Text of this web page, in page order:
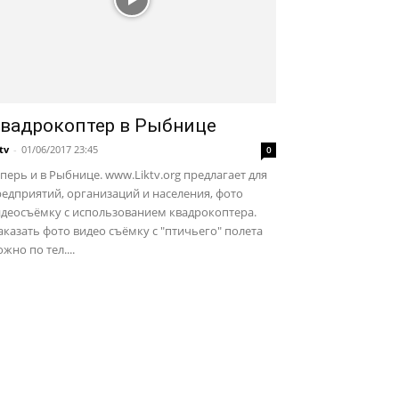
в Рыбнице
- 01/06/2017 23:45 0
и в Рыбнице. www.Liktv.org предлагает для
организаций и населения, фото
с использованием квадрокоптера.
фото видео съёмку с "птичьего" полета
по тел....